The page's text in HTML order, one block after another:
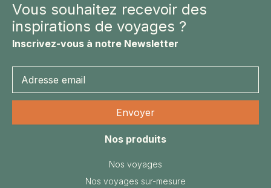
Vous souhaitez recevoir des
inspirations de voyages ?
Inscrivez-vous à notre Newsletter
Nos produits
Nos voyages
Nos voyages sur-mesure